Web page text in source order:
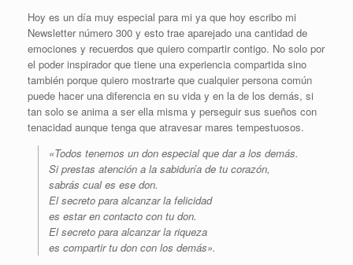
Hoy es un día muy especial para mi ya que hoy escribo mi
Newsletter número 300 y esto trae aparejado una cantidad de
emociones y recuerdos que quiero compartir contigo. No solo por
el poder inspirador que tiene una experiencia compartida sino
también porque quiero mostrarte que cualquier persona común
puede hacer una diferencia en su vida y en la de los demás, si
tan solo se anima a ser ella misma y perseguir sus sueños con
tenacidad aunque tenga que atravesar mares tempestuosos.
«Todos tenemos un don especial que dar a los demás.
Si prestas atención a la sabiduría de tu corazón,
sabrás cual es ese don.
El secreto para alcanzar la felicidad
es estar en contacto con tu don.
El secreto para alcanzar la riqueza
es compartir tu don con los demás».